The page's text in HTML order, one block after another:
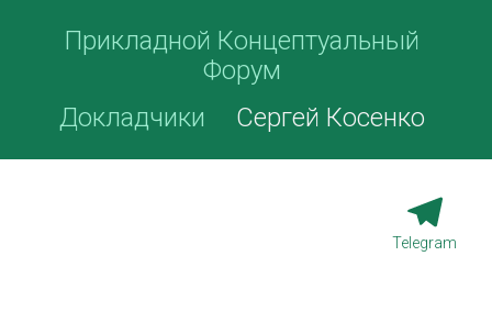
Прикладной Концептуальный
Форум
Докладчики
Сергей Косенко
Telegram